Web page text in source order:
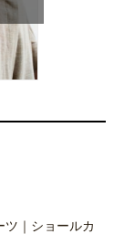
ツ｜ショールカ